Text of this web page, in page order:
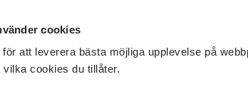
cookies
att leverera bästa möjliga upplevelse på
cookies du tillåter.
DIG SOM SÖK KURSER OCH EVENEMANG